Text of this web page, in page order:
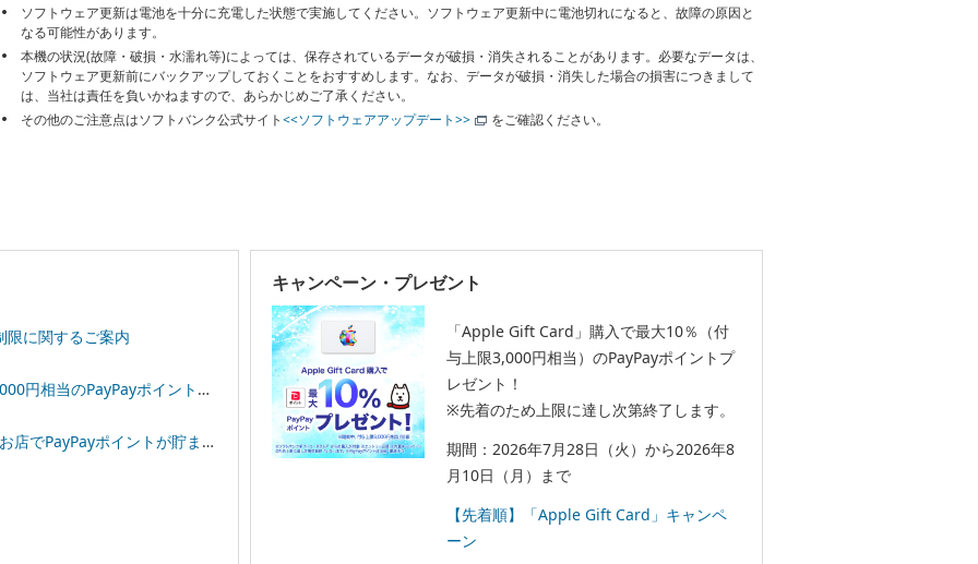
ソフトウェア更新は電池を十分に充電した状態で実施してください。ソフトウェア更新中に電池切れになると、故障の原因と
なる可能性があります。
本機の状況(故障・破損・水濡れ等)によっては、保存されているデータが破損・消失されることがあります。必要なデータは、
ソフトウェア更新前にバックアップしておくことをおすすめします。なお、データが破損・消失した場合の損害につきまして
は、当社は責任を負いかねますので、あらかじめご了承ください。
その他のご注意点はソフトバンク公式サイト<<ソフトウェアアップデート>> をご確認ください。
限に関するご案内
のPayPayポイントプレゼント！
が貯まる！「スーパーPayPayクーポン」
キャンペーン・プレゼント
「Apple Gift Card」購入で最大10％（付
与上限3,000円相当）のPayPayポイントプ
レゼント！
※先着のため上限に達し次第終了します。
期間：2026年7月28日（火）から2026年8
月10日（月）まで
【先着順】「Apple Gift Card」キャンペ
ーン